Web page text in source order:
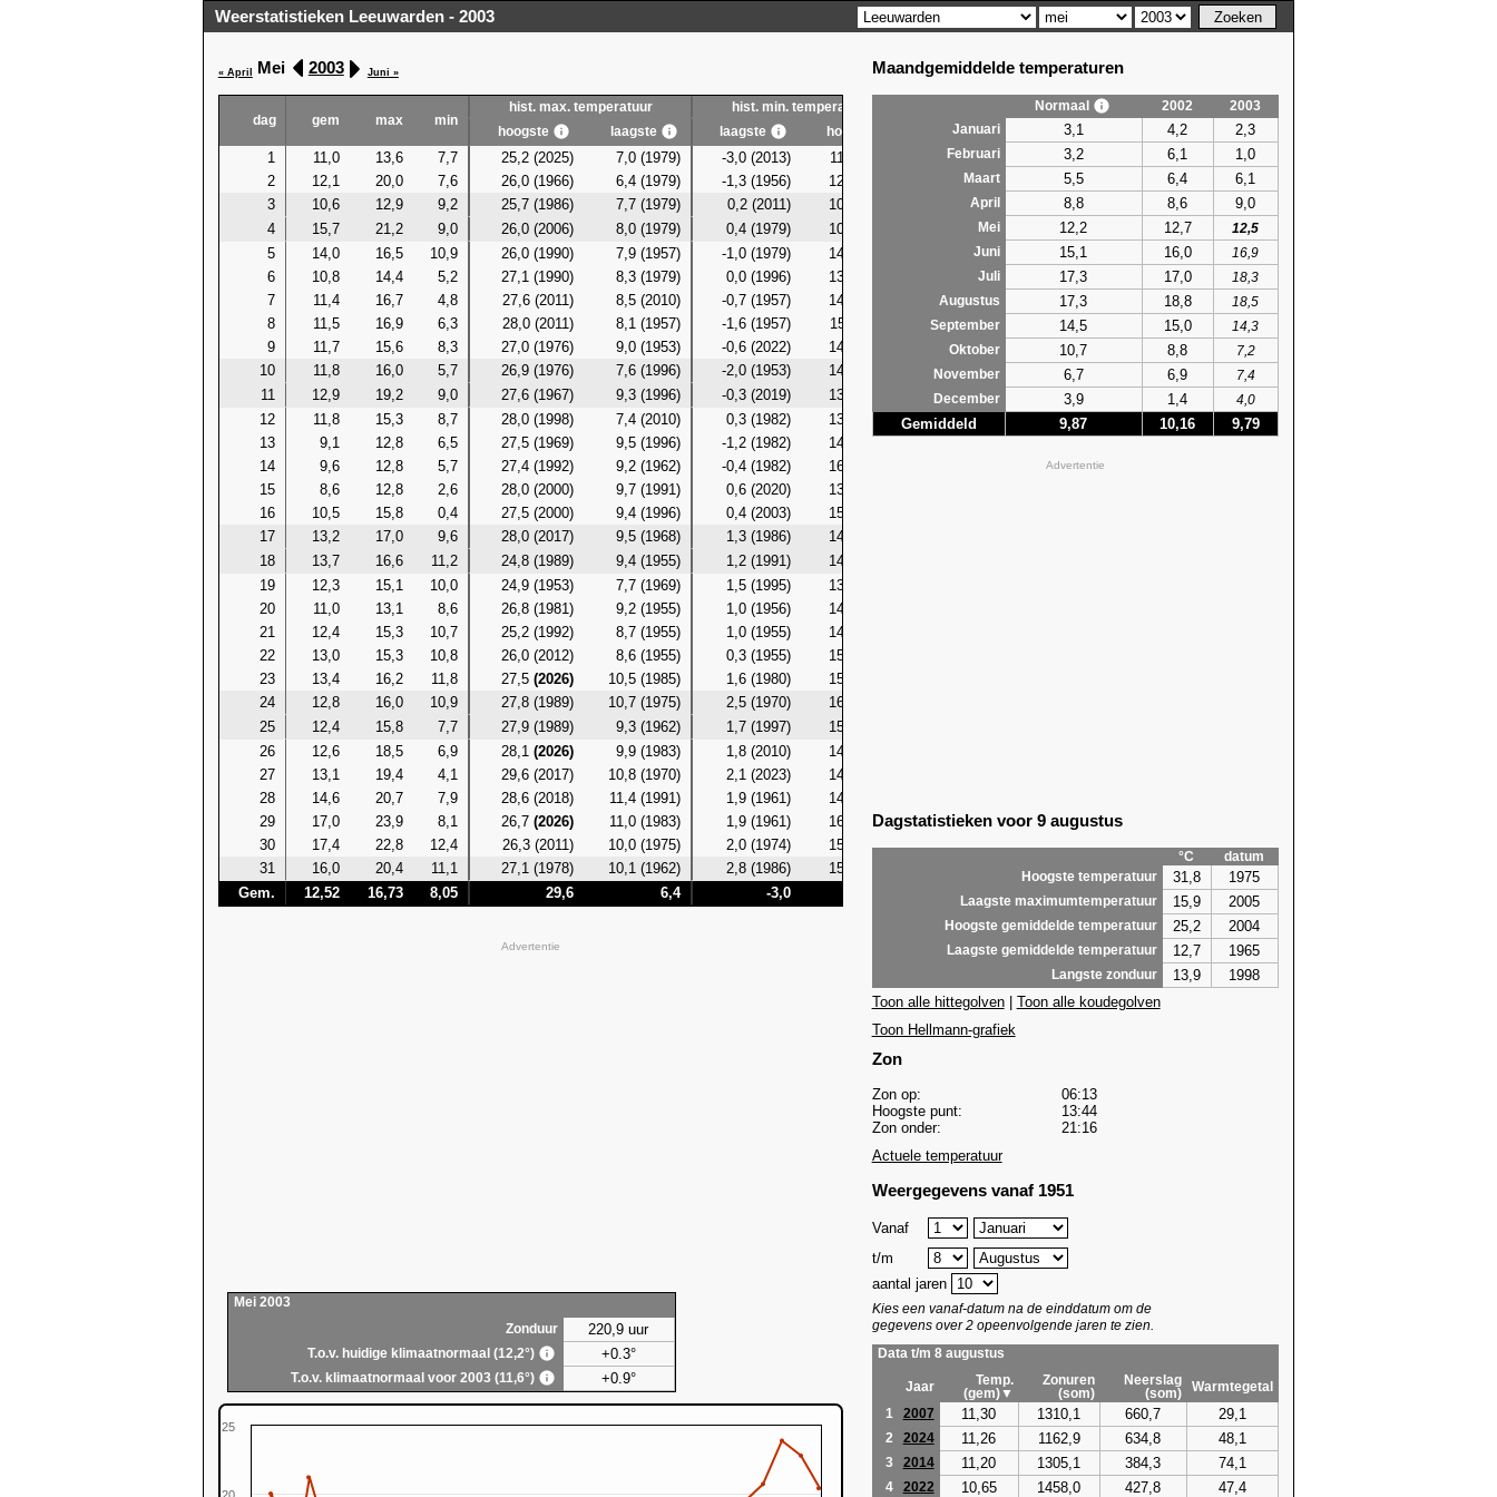
Weerstatistieken Leeuwarden - 2003
« April Mei 2003 Juni »
dag gem max min
hist. max. temperatuur hist. min. temperatuur
hist. gem. temperatuur
hoogste
laagste laagste hoogste laagste hoogste
1 11,0 13,6 7,7 25,2 (2025) 7,0 (1979) -3,0 (2013) 11,0 (2024) 4,1 (1979)
17,7 (2005)
2
12,1 20,0 7,6 26,0 (1966) 6,4 (1979) -1,3 (1956) 12,4 (2024) 3,8 (1979)
18,8 (1966)
3
10,6 12,9 9,2 25,7 (1986) 7,7 (1979) 0,2 (2011) 10,5 4,5 (1979)
17,5 (1986)
4
15,7 21,2 9,0 26,0 (2006) 8,0 (1979) 0,4 (1979) 10,4 (2015) 4,2 (1979)
18,8 (2006)
5
14,0 16,5 10,9 26,0 (1990) 7,9 (1957) -1,0 (1979) 14,4 (2006) 4,1 (1979)
18,9 (2006)
6
10,8 14,4 5,2 27,1 (1990) 8,3 (1979) 0,0 (1996) 13,0 (2006) 4,4 (1979)
19,6 (1990)
7
11,4 16,7 4,8 27,6 (2011) 8,5 (2010) -0,7 (1957) 14,0 (2016) 4,1 (1957)
21,0 (2011)
8
11,5 16,9 6,3 28,0 (2011) 8,1 (1957) -1,6 (1957) 15,4 (2011) 4,0 (1957)
20,7 (2011)
9
11,7 15,6 8,3 27,0 (1976) 9,0 (1953) -0,6 (2022) 14,9 (2016) 6,3 (1984)
19,9 (2016)
10
11,8 16,0 5,7 26,9 (1976) 7,6 (1996) -2,0 (1953) 14,4 (2008) 5,4 (1953)
20,4 (2008)
11
12,9 19,2 9,0 27,6 (1967) 9,3 (1996) -0,3 (2019) 13,5 (2016) 6,5 (1955)
19,3 (1981)
12
11,8 15,3 8,7 28,0 (1998) 7,4 (2010) 0,3 (1982) 13,7 (1967) 6,3 (2010)
19,5 (1998)
13
9,1 12,8 6,5 27,5 (1969) 9,5 (1996) -1,2 (1982) 14,2 (2024)
14
9,6 12,8 5,7 27,4 (1992) 9,2 (1962) -0,4 (1982) 16,7 (2024)
22,1 (2024)
15
8,6 12,8 2,6 28,0 (2000) 9,7 (1991) 0,6 (2020) 13,1 (2024)
16
10,5 15,8 0,4 27,5 (2000) 9,4 (1996) 0,4 (2003) 15,2 (2017)
17
13,2 17,0 9,6 28,0 (2017) 9,5 (1968) 1,3 (1986) 14,3 (2017)
18
13,7 16,6 11,2 24,8 (1989) 9,4 (1955) 1,2 (1991) 14,4 (1997)
19
12,3 15,1 10,0 24,9 (1953) 7,7 (1969) 1,5 (1995) 13,4 (1997)
20
11,0 13,1 8,6 26,8 (1981) 9,2 (1955) 1,0 (1956) 14,2 (2014)
21
12,4 15,3 10,7 25,2 (1992) 8,7 (1955) 1,0 (1955) 14,3 (2002)
22
13,0 15,3 10,8 26,0 (2012) 8,6 (1955) 0,3 (1955) 15,2 (2014)
23
13,4 16,2 11,8 27,5 (2026) 10,5 (1985) 1,6 (1980) 15,0 (2012)
24
12,8 16,0 10,9 27,8 (1989) 10,7 (1975) 2,5 (1970) 16,2 (1992)
25
12,4 15,8 7,7 27,9 (1989) 9,3 (1962) 1,7 (1997) 15,3 (2018)
26
12,6 18,5 6,9 28,1 (2026) 9,9 (1983) 1,8 (2010) 14,8 (1988)
27
13,1 19,4 4,1 29,6 (2017) 10,8 (1970) 2,1 (2023) 14,6 (2018)
28
14,6 20,7 7,9 28,6 (2018) 11,4 (1991) 1,9 (1961) 14,9 (1992)
29
17,0 23,9 8,1 26,7 (2026) 11,0 (1983) 1,9 (1961) 16,1 (2018) 7,9 (1961)
20,3 (2018)
30
17,4 22,8 12,4 26,3 (2011) 10,0 (1975) 2,0 (1974) 15,8 (2018) 6,9 (1975)
20,4 (2018)
31
16,0 20,4 11,1 27,1 (1978) 10,1 (1962) 2,8 (1986) 15,0 (2016)
Gem.
12,52 16,73 8,05 29,6 6,4 -3,0
Advertentie
Mei 2003
Zonduur
220,9 uur
T.o.v. huidige klimaatnormaal (12,2°) +0.3°
T.o.v. klimaatnormaal voor 2003 (11,6°) +0.9°
25
Maandgemiddelde temperaturen
Normaal 2002
2003
Januari
3,1 4,2 2,3
Februari 3,2 6,1 1,0
Maart 5,5 6,4 6,1
April 8,8 8,6 9,0
Mei 12,2 12,7
12,5
Juni
15,1 16,0
16,9
Juli
17,3 17,0
18,3
Augustus
17,3 18,8
18,5
September
14,5 15,0
14,3
Oktober
10,7 8,8
7,2
November
6,7 6,9
7,4
December
3,9 1,4 4,0
Gemiddeld 9,87 10,16 9,79
Advertentie
Dagstatistieken voor 9 augustus
°C
datum
Hoogste temperatuur
31,8 1975
Laagste maximumtemperatuur 15,9 2005
Hoogste gemiddelde temperatuur 25,2 2004
Laagste gemiddelde temperatuur 12,7 1965
Langste zonduur 13,9
1998
Toon alle hittegolven| Toon alle koudegolven
Toon Hellmann-grafiek
Zon
Zon op:
06:13
Hoogste punt:
13:44
Zon onder:
21:16
Actuele temperatuur
Weergegevens vanaf 1951
Vanaf
t/m
aantal jaren
Kies een vanaf-datum na de einddatum om de
gegevens over 2 opeenvolgende jaren te zien.
Data t/m 8 augustus
Jaar
Temp.
(gem)▼
Zonuren
(som)
Neerslag
(som)
Warmtegetal
1
2007 11,30 1310,1 660,7 29,1
2 2024 11,26 1162,9 634,8 48,1
3 2014 11,20 1305,1 384,3 74,1
4 2022 10,65 1458,0 427,8 47,4